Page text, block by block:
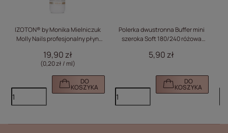
IZOTON® by Monika Mielniczuk
Molly Nails profesjonalny płyn
adhezja manicure inhibicja
acrylo-gel 100ml
19,90 zł
(0,20 zł / ml)
DO
KOSZYKA
Polerka dwustronna Buffer mini
szeroka Soft 180/240 różowa
5,90 zł
DO
KOSZYKA